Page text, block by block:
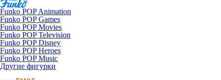
Funko POP Animation
Funko POP Games
Funko POP Movies
Funko POP Television
Funko POP Disney
Funko POP Heroes
Funko POP Music
Другие фигурки